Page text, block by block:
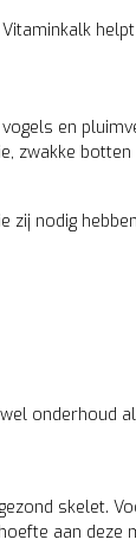
en
zwakke
zij nodig
onderhoud
skelet.
aan deze
Quiko